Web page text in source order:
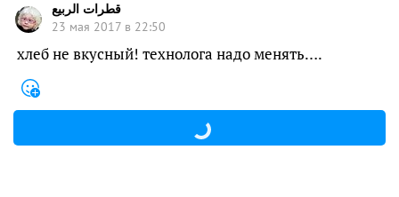
قطرات الربيع
23 мая 2017 в 22:50
хлеб не вкусный! технолога надо менять….